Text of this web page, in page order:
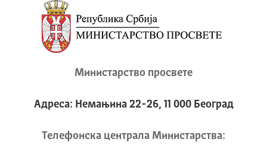
Министарство просвете
Адреса: Немањина 22-26, 11 000 Београд
Телeфонска централа Mинистарства: